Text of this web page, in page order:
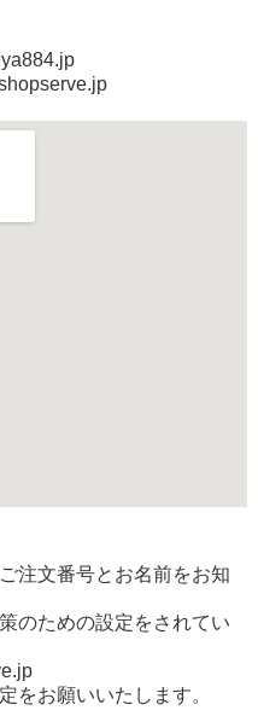
注文番号とお名前をお知
のための設定をされてい
をお願いいたします。